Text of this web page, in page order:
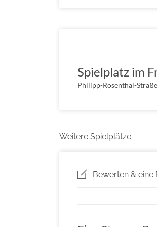
Spielplatz im
Philipp-Rosenthal-
Weitere Spielplätze
Bewerten & eine